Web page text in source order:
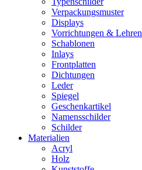
Verpackungsmuster
Displays
Vorrichtungen & Lehren
Schablonen
Inlays
Frontplatten
Dichtungen
Leder
Spiegel
Geschenkartikel
Namensschilder
Schilder
Materialien
Acryl
Holz